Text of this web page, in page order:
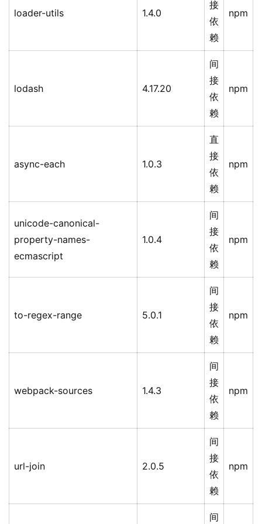
loader-utils 1.4.0
接
依
赖
npm
lodash 4.17.20
间
接
依
赖
npm
async-each 1.0.3
直
接
依
赖
npm
unicode-canonical-
property-names-
ecmascript
1.0.4
间
接
依
赖
npm
to-regex-range 5.0.1
间
接
依
赖
npm
webpack-sources 1.4.3
间
接
依
赖
npm
url-join 2.0.5
间
接
依
赖
npm
间